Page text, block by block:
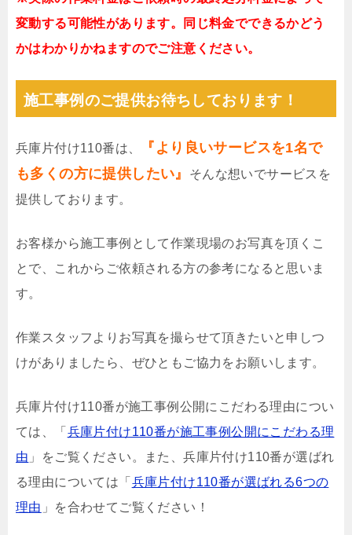
変動する可能性があります。同じ料金でできるかどう
かはわかりかねますのでご注意ください。
施工事例のご提供お待ちしております！
兵庫片付け110番は、
『より良いサービスを1名で
も多くの方に提供したい』
そんな想いでサービスを
提供しております。
お客様から施工事例として作業現場のお写真を頂くこ
とで、これからご依頼される方の参考になると思いま
す。
作業スタッフよりお写真を撮らせて頂きたいと申しつ
けがありましたら、ぜひともご協力をお願いします。
兵庫片付け110番が施工事例公開にこだわる理由につい
ては、「 兵庫片付け110番が施工事例公開にこだわる理
由 」をご覧ください。また、兵庫片付け110番が選ばれ
る理由については「 兵庫片付け110番が選ばれる6つの
理由 」を合わせてご覧ください！